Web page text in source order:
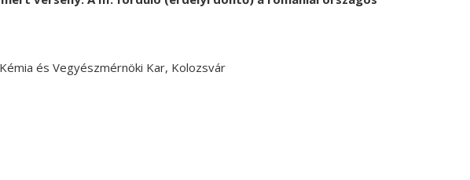
és Vegyészmérnöki Kar, Kolozsvár